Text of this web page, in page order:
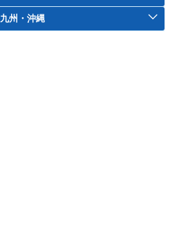
九州・沖縄